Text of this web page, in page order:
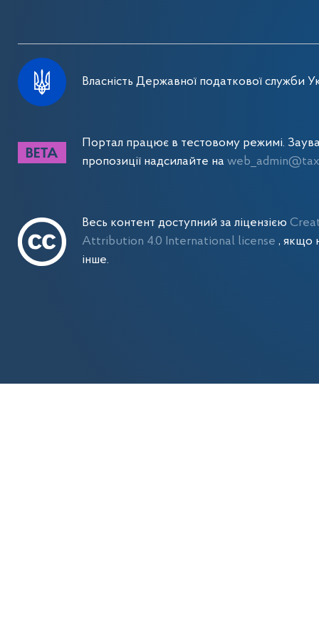
Власність Державної податкової служби
Портал працює в тестовому режимі.
пропозиції надсилайте на
Весь контент доступний за ліцензією
Attribution 4.0 International license , якщо
інше.